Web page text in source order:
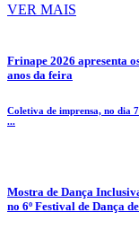
VER MAIS
Frinape 2026 apresenta
anos da feira
Coletiva de imprensa, no dia
...
Mostra de Dança
no 6º Festival de Dança